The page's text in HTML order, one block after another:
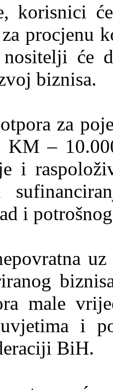
korisnici
procjenu
će
biznisa.
za
–
i
i
male
i
BiH.